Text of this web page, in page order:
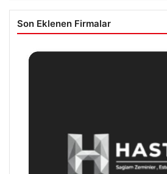
Son Eklenen Firmalar